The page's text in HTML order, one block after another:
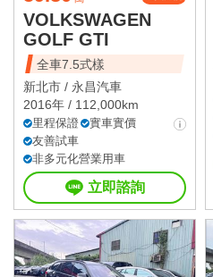
VOLKSWAGEN
GOLF GTI
全車7.5式樣
新北市 / 永昌汽車
2016年 / 112,000km
里程保證
實車實價
友善試車
非多元化營業用車
立即諮詢